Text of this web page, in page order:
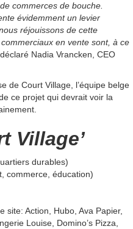
commerces de bouche.
évidemment un levier
réjouissons de cette
en vente sont, à ce
Nadia Vrancken, CEO
de Court Village, l’équipe belge
ce projet qui devrait voir la
Village’
durables)
commerce, éducation)
site: Action, Hubo, Ava Papier,
Louise, Domino’s Pizza,